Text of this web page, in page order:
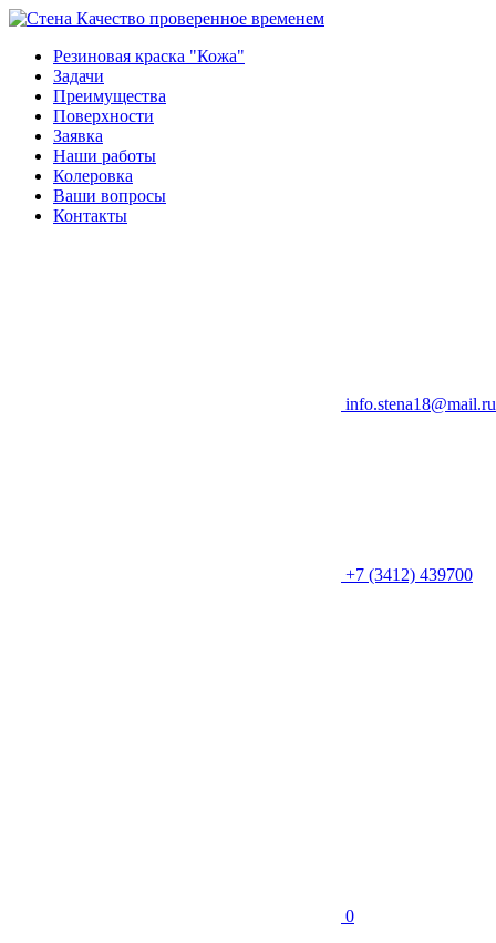
Качество проверенное временем
Резиновая краска "Кожа"
Задачи
Преимущества
Поверхности
Заявка
Наши работы
Колеровка
Ваши вопросы
Контакты
info.stena18@mail.ru
+7 (3412) 439700
0